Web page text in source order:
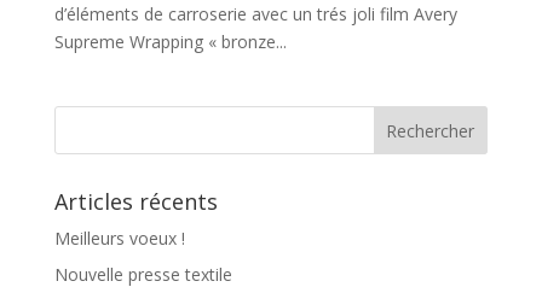
d’éléments de carroserie avec un trés joli film Avery
Supreme Wrapping « bronze...
Articles récents
Meilleurs voeux !
Nouvelle presse textile